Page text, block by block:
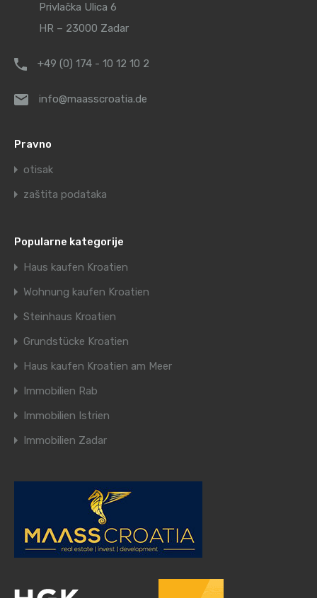
Privlačka Ulica 6
HR – 23000 Zadar
+49 (0) 174 - 10 12 10 2
info@maasscroatia.de
Pravno
otisak
zaštita podataka
Popularne kategorije
Haus kaufen Kroatien
Wohnung kaufen Kroatien
Steinhaus Kroatien
Grundstücke Kroatien
Haus kaufen Kroatien am Meer
Immobilien Rab
Immobilien Istrien
Immobilien Zadar